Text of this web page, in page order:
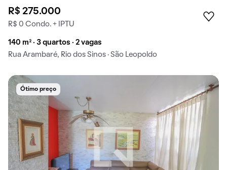
R$ 275.000
R$ 0 Condo. + IPTU
140 m² · 3 quartos · 2 vagas
Rua Arambaré, Rio dos Sinos · São Leopoldo
Ótimo preço